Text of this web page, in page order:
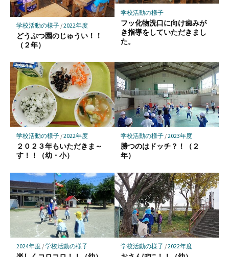
保
存
学校活動の様子/2022年度
どうぶつ園のじゅうい！！
（２年）
学校活動の様子
フッ化物洗口に向け歯みが
き指導をしていただきまし
た。
学校活動の様子/2022年度
２０２３年もいただきま～
す！！（幼・小）
学校活動の様子/2023年度
勝つのはドッチ？！（２
年）
2024年度/学校活動の様子 学校活動の様子/2022年度